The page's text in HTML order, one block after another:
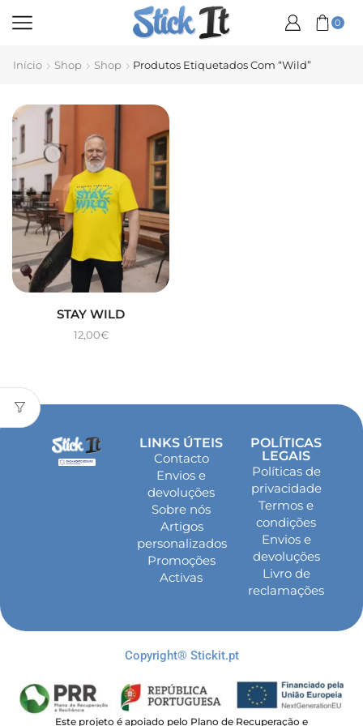
0
Início Shop Shop Produtos Etiquetados Com “Wild”
STAY WILD
12,00€
LINKS ÚTEIS
Contacto
Envios e
devoluções
Sobre nós
Artigos
personalizados
Promoções
Activas
POLÍTICAS
LEGAIS
Políticas de
privacidade
Termos e
condições
Envios e
devoluções
Livro de
reclamações
Copyright® Stickit.pt
Este projeto é apoiado pelo Plano de Recuperação e